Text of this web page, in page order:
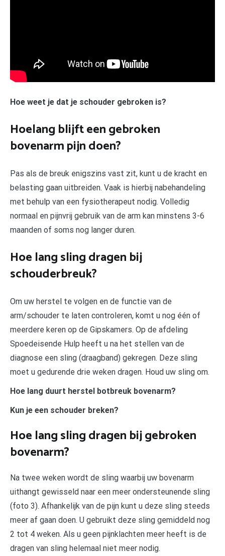
Hoe weet je dat je schouder gebroken is?
Hoelang blijft een gebroken
bovenarm pijn doen?
Pas als de breuk enigszins vast zit, kunt u de kracht en
belasting gaan uitbreiden. Vaak is hierbij nabehandeling
met behulp van een fysiotherapeut nodig. Volledig
normaal en pijnvrij gebruik van de arm kan minstens 3-6
maanden of soms nog langer duren.
Hoe lang sling dragen bij
schouderbreuk?
Om uw herstel te volgen en de functie van de
arm/schouder te laten controleren, komt u nog één of
meerdere keren op de Gipskamers. Op de afdeling
Spoedeisende Hulp heeft u na het stellen van de
diagnose een sling (draagband) gekregen. Deze sling
moet u gedurende drie weken dragen. Houd uw sling om.
Hoe lang duurt herstel botbreuk bovenarm?
Kun je een schouder breken?
Hoe lang sling dragen bij gebroken
bovenarm?
Na twee weken wordt de sling waarbij uw bovenarm
uithangt gewisseld naar een meer ondersteunende sling
(foto 3). Afhankelijk van de pijn kunt u deze sling steeds
meer af gaan doen. U gebruikt deze sling gemiddeld nog
2 tot 4 weken. Als u geen pijnklachten meer heeft is de
dragen van sling helemaal niet meer nodig.